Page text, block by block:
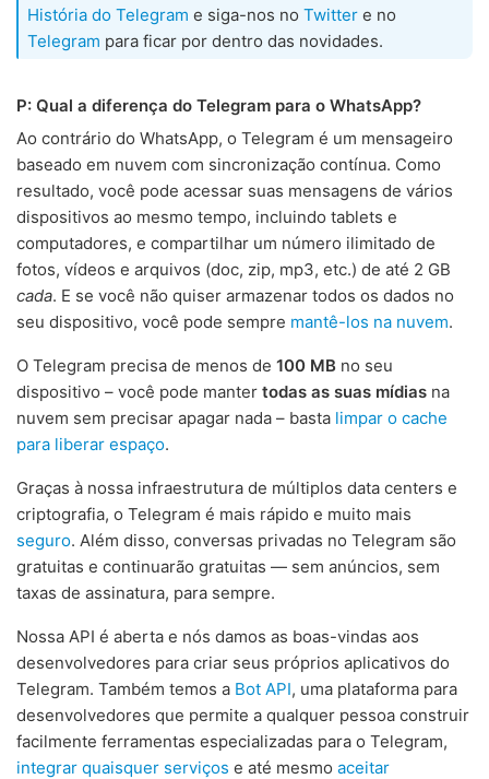
História do Telegram e siga-nos no Twitter e no
Telegram para ficar por dentro das novidades.
P: Qual a diferença do Telegram para o WhatsApp?
Ao contrário do WhatsApp, o Telegram é um mensageiro
baseado em nuvem com sincronização contínua. Como
resultado, você pode acessar suas mensagens de vários
dispositivos ao mesmo tempo, incluindo tablets e
computadores, e compartilhar um número ilimitado de
fotos, vídeos e arquivos (doc, zip, mp3, etc.) de até 2 GB
cada. E se você não quiser armazenar todos os dados no
seu dispositivo, você pode sempre mantê-los na nuvem.
O Telegram precisa de menos de 100 MB no seu
dispositivo – você pode manter todas as suas mídias na
nuvem sem precisar apagar nada – basta limpar o cache
para liberar espaço.
Graças à nossa infraestrutura de múltiplos data centers e
criptografia, o Telegram é mais rápido e muito mais
seguro. Além disso, conversas privadas no Telegram são
gratuitas e continuarão gratuitas — sem anúncios, sem
taxas de assinatura, para sempre.
Nossa API é aberta e nós damos as boas-vindas aos
desenvolvedores para criar seus próprios aplicativos do
Telegram. Também temos a Bot API, uma plataforma para
desenvolvedores que permite a qualquer pessoa construir
facilmente ferramentas especializadas para o Telegram,
integrar quaisquer serviços e até mesmo aceitar